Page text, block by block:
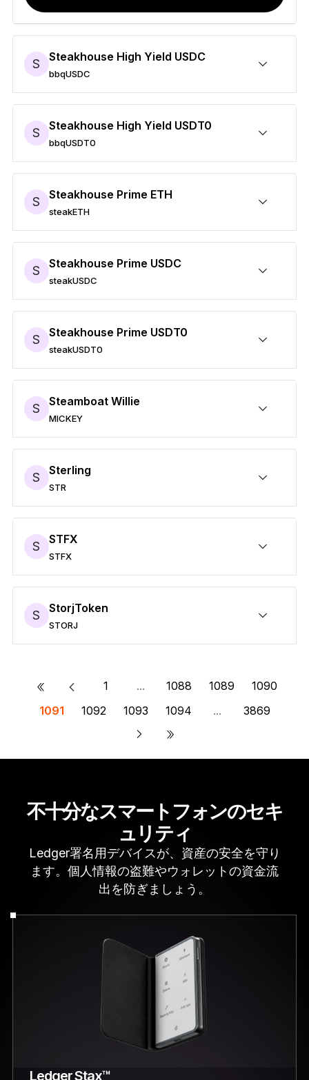
すべて見る
まとめ買い & パック
アクセサリー
復元ソリューション
限定シリーズ
Ledger署名用デバイスを比較する
S Steakhouse High Yield USDC
bbqUSDC
送付/受け取り
購入
スワップ
ステーキング
サードパーティウォレットに対応
bbqUSDCを安全に保護
S Steakhouse High Yield USDT0
bbqUSDT0
送付/受け取り
購入
スワップ
ステーキング
サードパーティウォレットに対応
bbqUSDT0を安全に保護
S Steakhouse Prime ETH
steakETH
送付/受け取り
購入
スワップ
ステーキング
サードパーティウォレットに対応
steakETHを安全に保護
S Steakhouse Prime USDC
steakUSDC
送付/受け取り
購入
スワップ
ステーキング
サードパーティウォレットに対応
steakUSDCを安全に保護
S Steakhouse Prime USDT0
steakUSDT0
送付/受け取り
購入
スワップ
ステーキング
サードパーティウォレットに対応
steakUSDT0を安全に保護
S Steamboat Willie
MICKEY
送付/受け取り
購入
スワップ
ステーキング
サードパーティウォレットに対応
MICKEYを安全に保護
S Sterling
STR
送付/受け取り
購入
スワップ
ステーキング
サードパーティウォレットに対応
STRを安全に保護
S STFX
STFX
送付/受け取り
購入
スワップ
ステーキング
サードパーティウォレットに対応
STFXを安全に保護
S StorjToken
STORJ
送付/受け取り
購入
スワップ
ステーキング
サードパーティウォレットに対応
STORJを安全に保護
« 1 ... 1088 1089
1090
1091
1092 1093 1094 ... 3869
»
不十分なスマートフォンのセキ
ュリティ
Ledger署名用デバイスが、資産の安全を守り
ます。個人情報の盗難やウォレットの資金流
出を防ぎましょう。
Ledger Stax™